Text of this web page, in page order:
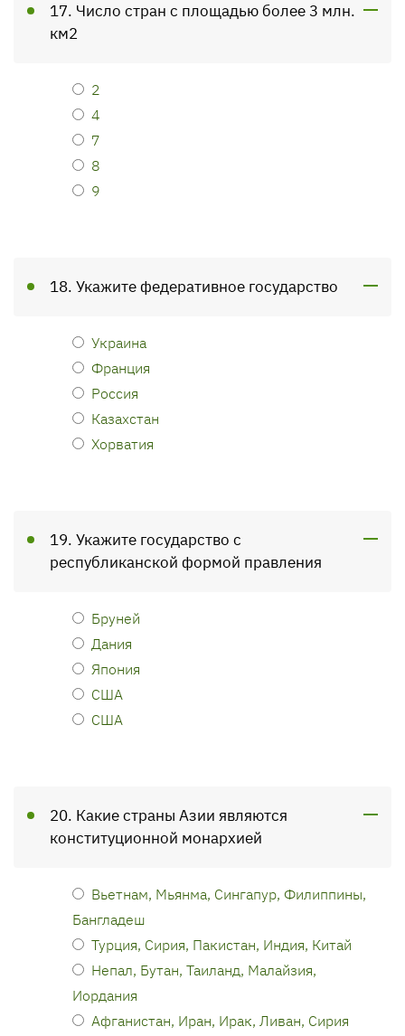
17. Число стран с площадью более 3 млн.
км2
2
4
7
8
9
18. Укажите федеративное государство
Украина
Франция
Россия
Казахстан
Хорватия
19. Укажите государство с
республиканской формой правления
Бруней
Дания
Япония
США
США
20. Какие страны Азии являются
конституционной монархией
Вьетнам, Мьянма, Сингапур, Филиппины,
Бангладеш
Турция, Сирия, Пакистан, Индия, Китай
Непал, Бутан, Таиланд, Малайзия,
Иордания
Афганистан, Иран, Ирак, Ливан, Сирия